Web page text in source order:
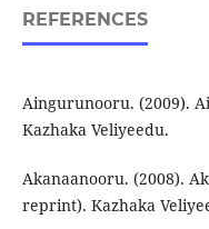
REFERENCES
Aingurunooru. (2009).
Kazhaka Veliyeedu.
Akanaanooru. (2008).
reprint). Kazhaka